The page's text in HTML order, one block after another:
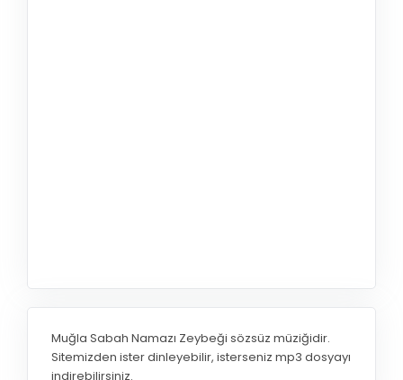
Muğla Sabah Namazı Zeybeği sözsüz müziğidir.
Sitemizden ister dinleyebilir, isterseniz mp3 dosyayı
indirebilirsiniz.